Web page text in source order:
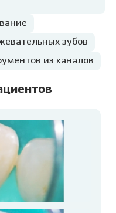
зубов
из каналов